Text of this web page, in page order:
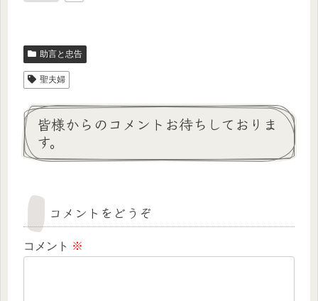
助言と忠告
聖夫婦
皆様からのコメントお待ちしておりま
す。
コメントをどうぞ
コメント ※